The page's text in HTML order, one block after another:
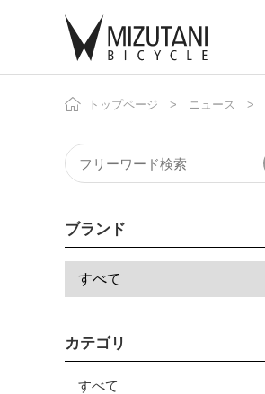
トップページ ニュース
ブランド
カテゴリ
すべて